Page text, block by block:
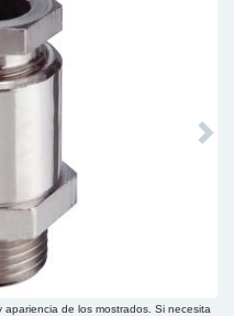
Next
de los mostrados. Si necesita